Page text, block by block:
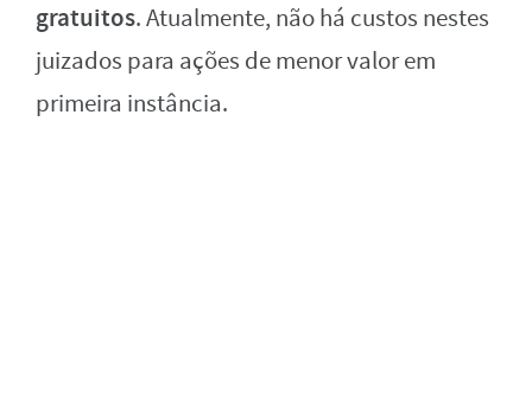
gratuitos. Atualmente, não há custos nestes
juizados para ações de menor valor em
primeira instância.